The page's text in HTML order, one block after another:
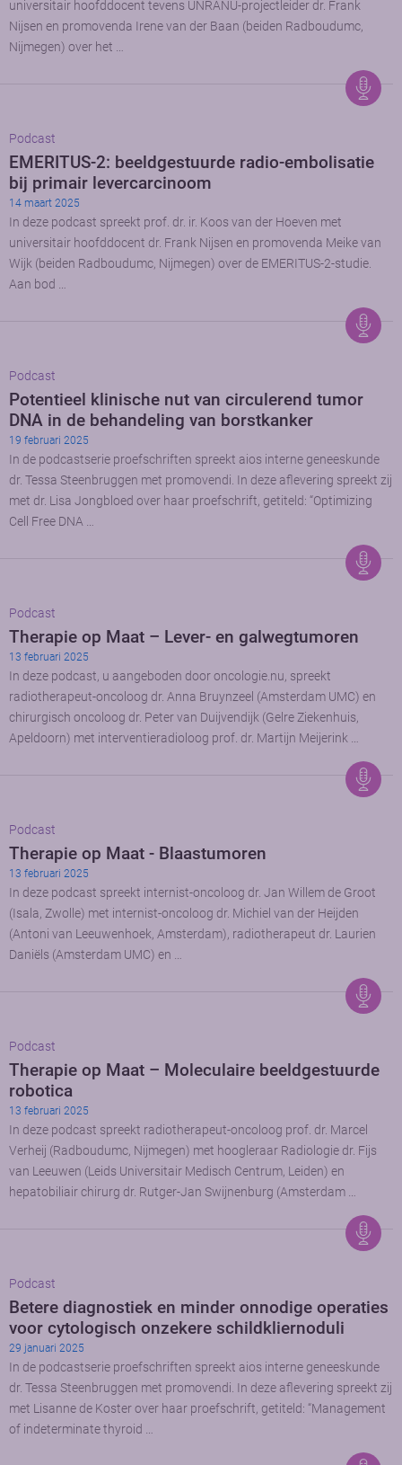
universitair hoofddocent tevens UNRANU-projectleider dr. Frank
Nijsen en promovenda Irene van der Baan (beiden Radboudumc,
Nijmegen) over het …
Podcast
EMERITUS-2: beeldgestuurde radio-embolisatie
bij primair levercarcinoom
14 maart 2025
In deze podcast spreekt prof. dr. ir. Koos van der Hoeven met
universitair hoofddocent dr. Frank Nijsen en promovenda Meike van
Wijk (beiden Radboudumc, Nijmegen) over de EMERITUS-2-studie.
Aan bod …
Podcast
Potentieel klinische nut van circulerend tumor
DNA in de behandeling van borstkanker
19 februari 2025
In de podcastserie proefschriften spreekt aios interne geneeskunde
dr. Tessa Steenbruggen met promovendi. In deze aflevering spreekt zij
met dr. Lisa Jongbloed over haar proefschrift, getiteld: “Optimizing
Cell Free DNA …
Podcast
Therapie op Maat – Lever- en galwegtumoren
13 februari 2025
In deze podcast, u aangeboden door oncologie.nu, spreekt
radiotherapeut-oncoloog dr. Anna Bruynzeel (Amsterdam UMC) en
chirurgisch oncoloog dr. Peter van Duijvendijk (Gelre Ziekenhuis,
Apeldoorn) met interventieradioloog prof. dr. Martijn Meijerink …
Podcast
Therapie op Maat - Blaastumoren
13 februari 2025
In deze podcast spreekt internist-oncoloog dr. Jan Willem de Groot
(Isala, Zwolle) met internist-oncoloog dr. Michiel van der Heijden
(Antoni van Leeuwenhoek, Amsterdam), radiotherapeut dr. Laurien
Daniëls (Amsterdam UMC) en …
Podcast
Therapie op Maat – Moleculaire beeldgestuurde
robotica
13 februari 2025
In deze podcast spreekt radiotherapeut-oncoloog prof. dr. Marcel
Verheij (Radboudumc, Nijmegen) met hoogleraar Radiologie dr. Fijs
van Leeuwen (Leids Universitair Medisch Centrum, Leiden) en
hepatobiliair chirurg dr. Rutger-Jan Swijnenburg (Amsterdam …
Podcast
Betere diagnostiek en minder onnodige operaties
voor cytologisch onzekere schildkliernoduli
29 januari 2025
In de podcastserie proefschriften spreekt aios interne geneeskunde
dr. Tessa Steenbruggen met promovendi. In deze aflevering spreekt zij
met Lisanne de Koster over haar proefschrift, getiteld: “Management
of indeterminate thyroid …